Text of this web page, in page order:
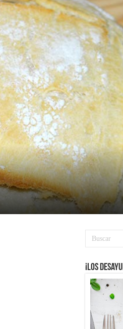
¡Los